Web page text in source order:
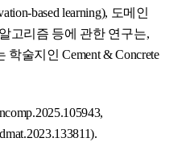
based learning), 도메인
고리즘 등에 관한 연구는,
술지인 Cement & Concrete